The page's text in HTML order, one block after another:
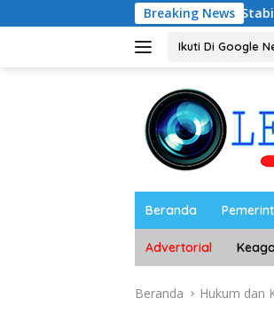
ke
Breaking News
Bahas Stabilitas Harga Telur dan
Ikuti Di Google
Beranda
Advertorial
Beranda Hukum dan